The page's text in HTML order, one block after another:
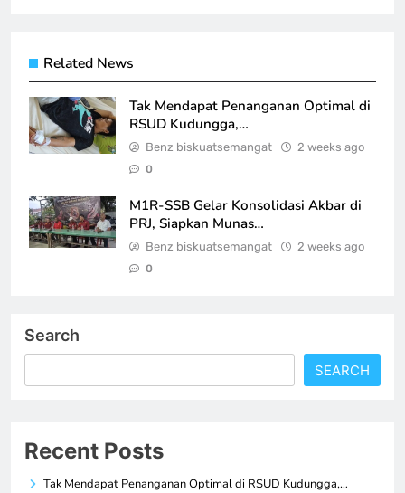
Related News
Tak Mendapat Penanganan Optimal di
RSUD Kudungga,…
Benz biskuatsemangat 2 weeks ago
0
M1R-SSB Gelar Konsolidasi Akbar di
PRJ, Siapkan Munas…
Benz biskuatsemangat 2 weeks ago
0
Search
SEARCH
Recent Posts
Tak Mendapat Penanganan Optimal di RSUD Kudungga,…